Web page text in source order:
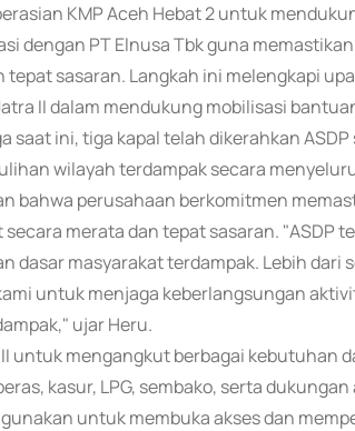
KMP Aceh Hebat 2 untuk
dengan PT Elnusa Tbk guna
sasaran. Langkah ini melengkapi
II dalam mendukung mobilisasi
ini, tiga kapal telah dikerahkan ASDP
wilayah terdampak secara
bahwa perusahaan berkomitmen
merata dan tepat sasaran. "ASDP
masyarakat terdampak. Lebih dari
untuk menjaga keberlangsungan
ujar Heru.
untuk mengangkut berbagai kebutuhan
kasur, LPG, sembako, serta
untuk membuka akses dan